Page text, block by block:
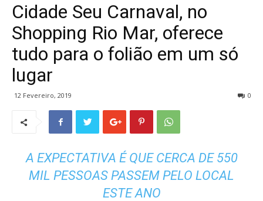
Cidade Seu Carnaval, no
Shopping Rio Mar, oferece
tudo para o folião em um só
lugar
12 Fevereiro, 2019 0
A EXPECTATIVA É QUE CERCA DE 550
MIL PESSOAS PASSEM PELO LOCAL
ESTE ANO